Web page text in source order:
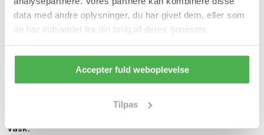
data med andre oplysninger, du har givet dem, eller som
de har indsamlet fra din brug af deres tjenester.
Accepter fuld weboplevelse
Tilpas
Undertrøje i 100% bomuld med blonde.
Uden generende sidesømme.
Kan kogevaskes.
Eco-Tex standard 100.
100% superkæmmet bomuld.
Vask: